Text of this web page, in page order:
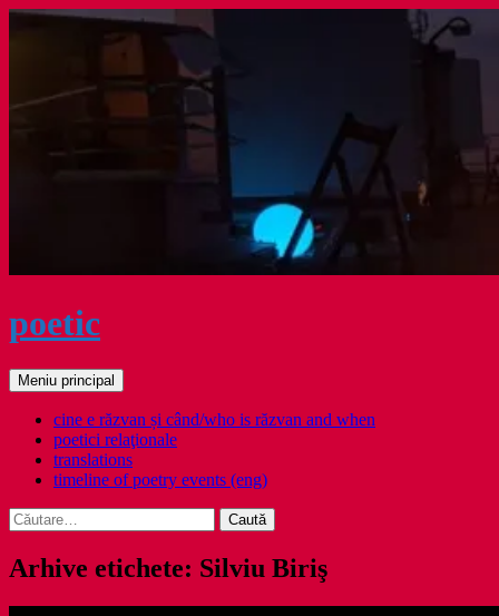
Sari
poetic
Caută
Meniu principal
cine e răzvan și când/who is răzvan and when
poetici relaţionale
translations
timeline of poetry events (eng)
Caută
după:
Arhive etichete: Silviu Biriş